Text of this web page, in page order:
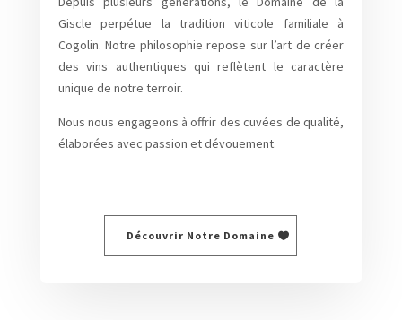
Giscle perpétue la tradition viticole familiale à
Cogolin. Notre philosophie repose sur l’art de créer
des vins authentiques qui reflètent le caractère
unique de notre terroir.
Nous nous engageons à offrir des cuvées de qualité,
élaborées avec passion et dévouement.
Découvrir Notre Domaine